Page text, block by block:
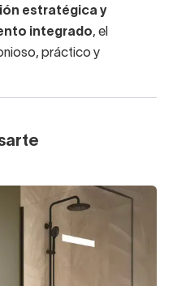
estratégica y
integrado, el
práctico y